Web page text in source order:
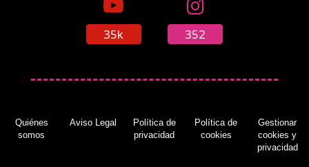
35k 352
Quiénes
somos
Aviso Legal
Política de
privacidad
Política de
cookies
Gestionar
cookies y
privacidad